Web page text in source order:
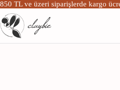
850 TL ve üzeri siparişlerde kargo
Skip
to
content